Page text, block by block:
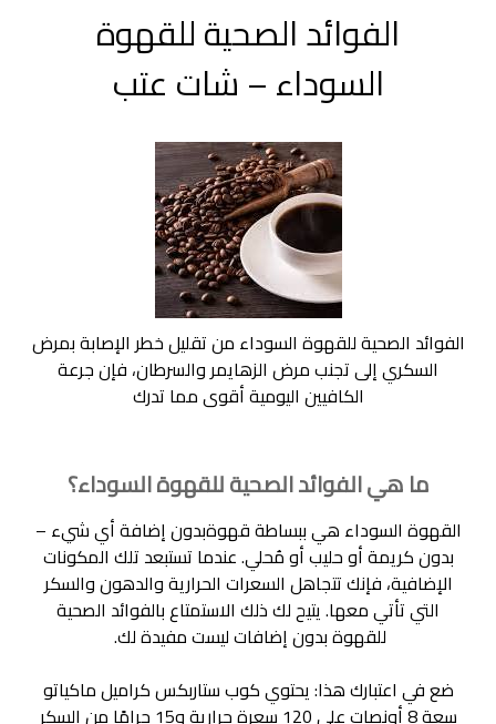
الفوائد الصحية للقهوة
السوداء – شات عتب
الفوائد الصحية للقهوة السوداء من تقليل خطر الإصابة بمرض
السكري إلى تجنب مرض الزهايمر والسرطان، فإن جرعة
الكافيين اليومية أقوى مما تدرك
ما هي الفوائد الصحية للقهوة السوداء؟
القهوة السوداء هي ببساطة قهوةبدون إضافة أي شيء –
بدون كريمة أو حليب أو مُحلي. عندما تستبعد تلك المكونات
الإضافية، فإنك تتجاهل السعرات الحرارية والدهون والسكر
التي تأتي معها. يتيح لك ذلك الاستمتاع بالفوائد الصحية
للقهوة بدون إضافات ليست مفيدة لك.
ضع في اعتبارك هذا: يحتوي كوب ستاربكس كراميل ماكياتو
سعة 8 أونصات على 120 سعرة حرارية و15 جرامًا من السكر